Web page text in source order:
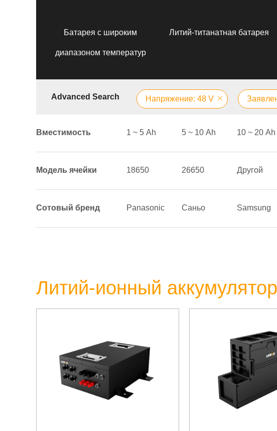
Батарея с широким
диапазоном температур
Литий-титанатная батарея
Advanced Search Напряжение: 48 V
Вместимость 1 ~ 5 Аh 5 ~ 10 Аh 10 ~ 20 Аh
Модель ячейки 18650 26650 Другой
Сотовый бренд Panasonic Саньо Samsung
Литий-ионный